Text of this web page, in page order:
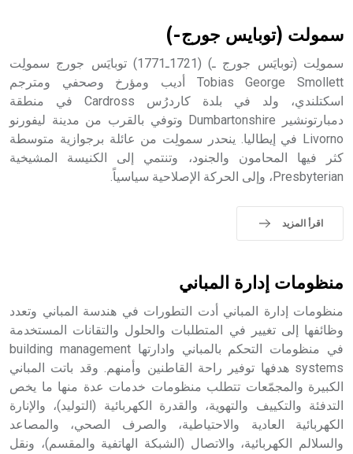
- هل تعلم أن أبجر Abgar اسم معروف جيداً يعود إلى عدد من
الملوك الذين حكموا مدينة إديسا (الرها) من أبجر الأول وحتى
التاسع، وهم ينتسبون إلى أسرة أوسروين
سمولت (توبايس جورج-)
سمولِت (توبايَس جورج ـ) (1721ـ1771) توبايَس جورج سمولِت
Tobias George Smollett أديب ومؤرخ وصحفي ومترجم
اسكتلندي، ولد في بلدة كاردرُس Cardross في منطقة
دمبارتونشير Dumbartonshire وتوفي بالقرب من مدينة ليفورنو
Livorno في إيطاليا. ينحدر سمولِت من عائلة برجوازية متوسطة
كثر فيها المحامون والجنود، وتنتمي إلى الكنيسة المشيخية
Presbyterian، وإلى الحركة الإصلاحية سياسياً.
اقرأ المزيد
منظومات إدارة المباني
منظومات إدارة المباني أدت التطورات في هندسة المباني وتعدد
وظائفها إلى تغيير في المتطلبات والحلول والتقانات المستخدمة
في منظومات التحكم بالمباني وادارتها building management
systems هدفها توفير راحة القاطنين وأمنهم. وقد باتت المباني
الكبيرة والمجمّعات تتطلب منظومات خدمات عدة منها ما يخص
التدفئة والتكييف والتهوية، والقدرة الكهربائية (التوليد)، والإنارة
الكهربائية العادية والاحتياطية، والصرف الصحي، والمصاعد
والسلالم الكهربائية، والاتصال (الشبكة الهاتفية والمقسم)، ونقل